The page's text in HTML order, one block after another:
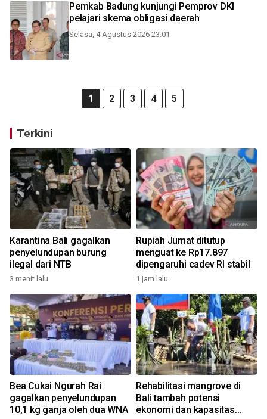
Pemkab Badung kunjungi Pemprov DKI
pelajari skema obligasi daerah
Selasa, 4 Agustus 2026 23:01
1 2 3 4 5
Terkini
Karantina Bali gagalkan
penyelundupan burung
ilegal dari NTB
3 menit lalu
Rupiah Jumat ditutup
menguat ke Rp17.897
dipengaruhi cadev RI stabil
1 jam lalu
Bea Cukai Ngurah Rai
gagalkan penyelundupan
10,1 kg ganja oleh dua WNA
Rehabilitasi mangrove di
Bali tambah potensi
ekonomi dan kapasitas